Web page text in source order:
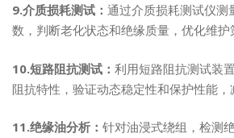
9.介质损耗测试： 通过介质损耗测试仪测
数，判断老化状态和绝缘质量，优化维护
10.短路阻抗测试： 利用短路阻抗测试装
阻抗特性，验证动态稳定性和保护性能，
11.绝缘油分析： 针对油浸式绕组，检测